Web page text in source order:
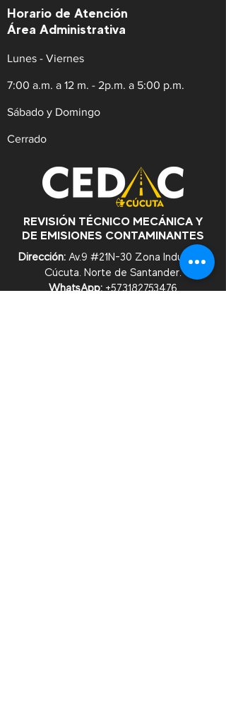
Horario de Atención
Área Administrativa
Lunes - Viernes
7:00 a.m. a 12 m. - 2p.m. a 5:00 p.m.
Sábado y Domingo
Cerrado
REVISIÓN TÉCNICO MECÁNICA Y
DE EMISIONES CONTAMINANTES
Dirección: Av.9 #21N-30 Zona Industrial,
Cúcuta. Norte de Santander.
WhatsApp:+573182753476